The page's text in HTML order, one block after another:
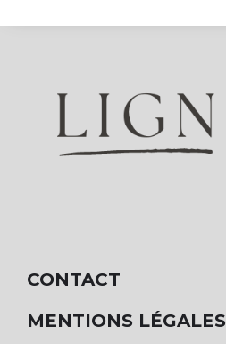
CONTACT
MENTIONS LÉGALES